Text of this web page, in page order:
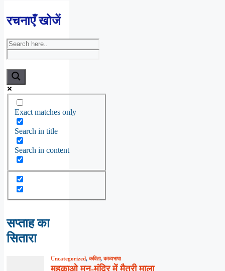
रचनाएँ खोजें
Exact matches only
Search in title
Search in content
सप्ताह का
सितारा
Uncategorized,कविता,काव्यभाषा
महकाओ मन-मंदिर में मैत्री माला